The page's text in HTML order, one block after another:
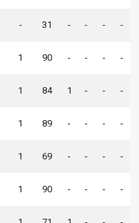
- 31 - - - -
1 90 - - - -
1 84 1 - - -
1 89 - - - -
1 69 - - - -
1 90 - - - -